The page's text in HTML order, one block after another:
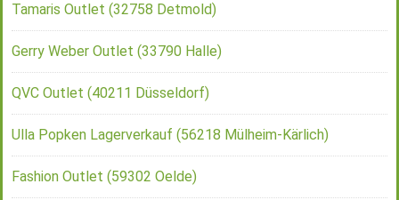
Tamaris Outlet (32758 Detmold)
Gerry Weber Outlet (33790 Halle)
QVC Outlet (40211 Düsseldorf)
Ulla Popken Lagerverkauf (56218 Mülheim-Kärlich)
Fashion Outlet (59302 Oelde)